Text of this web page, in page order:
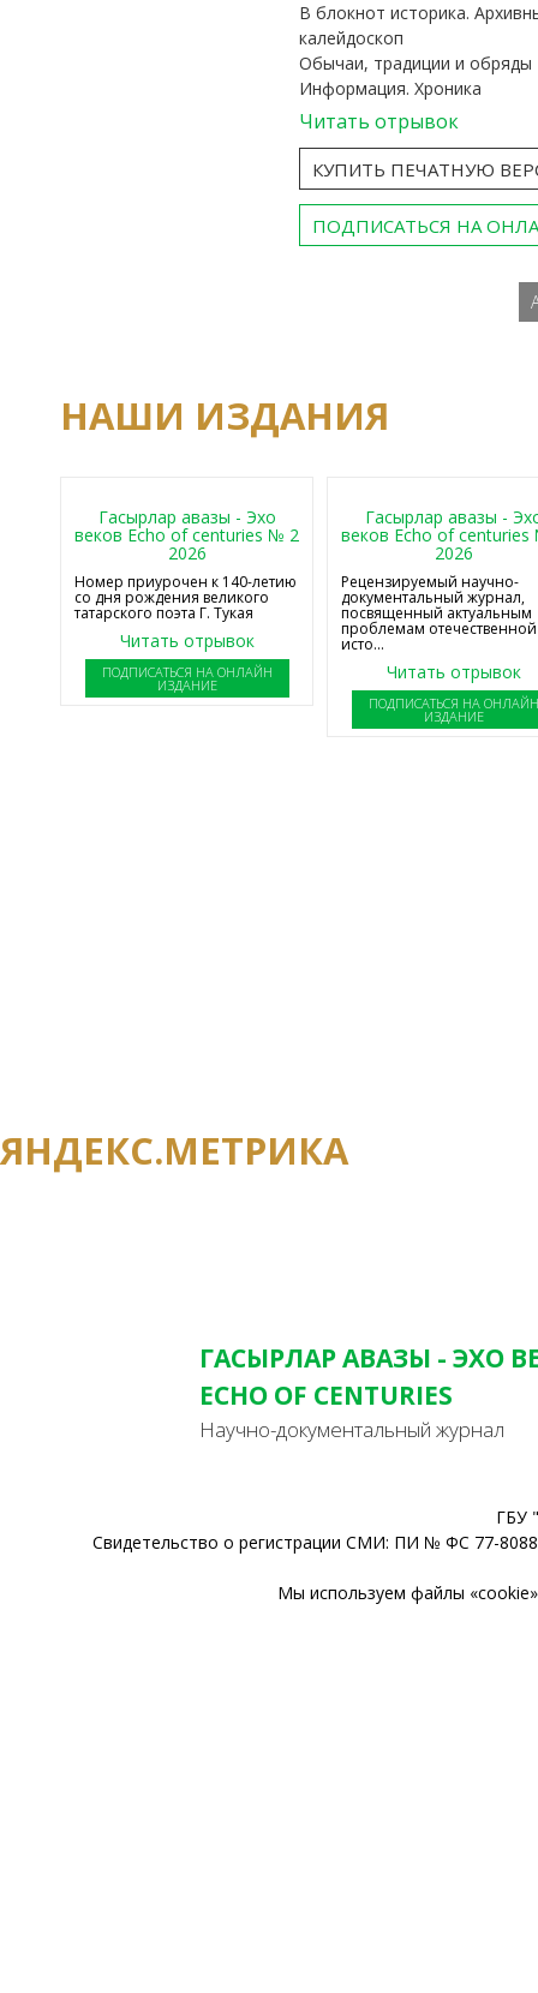
В блокнот историка.
калейдоскоп
Обычаи, традиции и обряды
Информация. Хроника
Читать отрывок
КУПИТЬ ПЕЧАТНУЮ
ПОДПИСАТЬСЯ НА
НАШИ ИЗДАНИЯ
Гасырлар авазы - Эхо
веков Echo of centuries № 2
2026
Номер приурочен к 140-летию
со дня рождения великого
татарского поэта Г. Тукая
Читать отрывок
ПОДПИСАТЬСЯ НА ОНЛАЙН
ИЗДАНИЕ
Гасырлар авазы -
веков Echo of
2026
Рецензируемый научно-
документальный журнал,
посвященный актуальным
проблемам отечественной
исто...
Читать отрывок
ПОДПИСАТЬСЯ НА
ИЗДАНИЕ
ЯНДЕКС.МЕТРИКА
ГАСЫРЛАР АВАЗЫ - ЭХО
ECHO OF CENTURIES
Научно-документальный журнал
ГБУ
Свидетельство о регистрации СМИ: ПИ № ФС 77-
Мы используем файлы «cookie»